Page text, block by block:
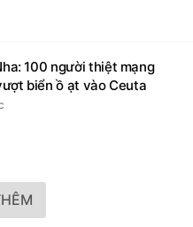
100 người thiệt mạng
biển ồ ạt vào Ceuta